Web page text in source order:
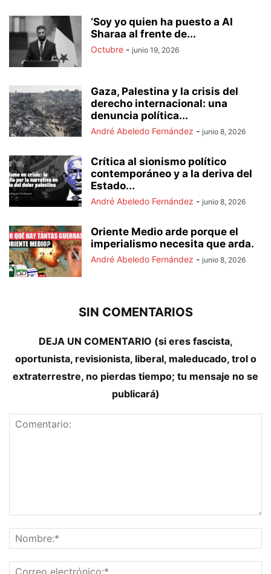
‘Soy yo quien ha puesto a Al
Sharaa al frente de...
Octubre - junio 19, 2026
Gaza, Palestina y la crisis del
derecho internacional: una
denuncia política...
André Abeledo Fernández - junio 8, 2026
Crítica al sionismo político
contemporáneo y a la deriva del
Estado...
André Abeledo Fernández - junio 8, 2026
Oriente Medio arde porque el
imperialismo necesita que arda.
André Abeledo Fernández - junio 8, 2026
SIN COMENTARIOS
DEJA UN COMENTARIO (si eres fascista,
oportunista, revisionista, liberal, maleducado, trol o
extraterrestre, no pierdas tiempo; tu mensaje no se
publicará)